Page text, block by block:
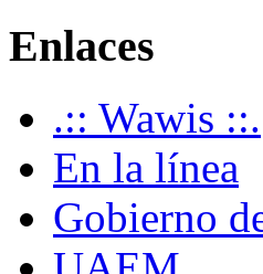
Enlaces
.:: Wawis ::.
En la línea
Gobierno